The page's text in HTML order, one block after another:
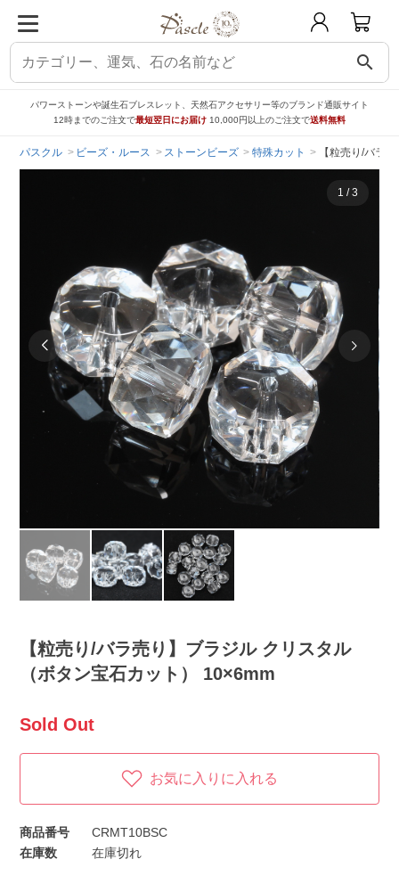
search
パワーストーンや誕生石ブレスレット、天然石アクセサリー等のブランド通販サイト
12時までのご注文で最短翌日にお届け 10,000円以上のご注文で送料無料
パスクル ビーズ・ルース ストーンビーズ 特殊カット 【粒売り/バラ
1 /3
【粒売り/バラ売り】ブラジル クリスタル
（ボタン宝石カット） 10×6mm
Sold Out
お気に入りに入れる
商品番号
CRMT10BSC
在庫数
在庫切れ